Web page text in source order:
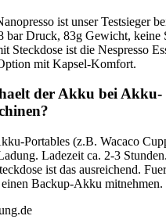
ist unser Testsieger
bar Druck, 83g Gewicht, keine
Steckdose ist die Nespresso
mit Kapsel-Komfort.
der Akku bei Akku-
Portables (z.B. Wacaco
Ladezeit ca. 2-3
ist das ausreichend.
Backup-Akku mitnehmen.